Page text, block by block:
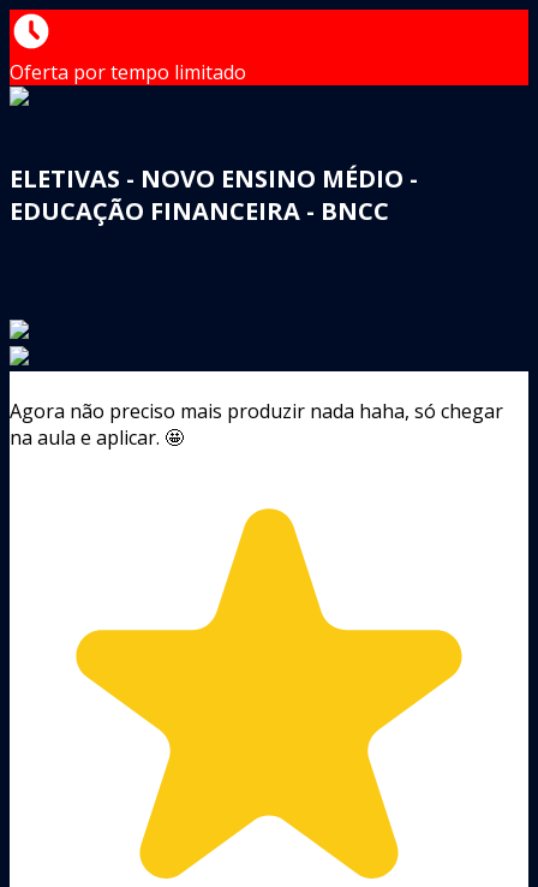
Oferta por tempo limitado
ELETIVAS - NOVO ENSINO MÉDIO -
EDUCAÇÃO FINANCEIRA - BNCC
Agora não preciso mais produzir nada haha, só chegar
na aula e aplicar. 🤩